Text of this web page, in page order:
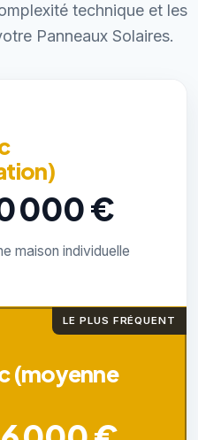
technique et les
Panneaux Solaires.
000 €
maison individuelle
LE PLUS FRÉQUENT
(moyenne